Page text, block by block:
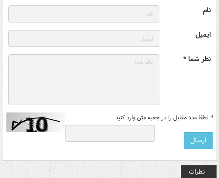
نام
ایمیل
نظر شما *
* لطفا عدد مقابل را در جعبه متن وارد کنید
نظرات